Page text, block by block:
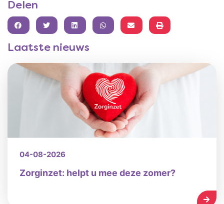
Delen
FACEBOOKTWITTERLINKEDINWHATSAPP
Laatste nieuws
04-08-2026
Zorginzet: helpt u mee deze zomer?